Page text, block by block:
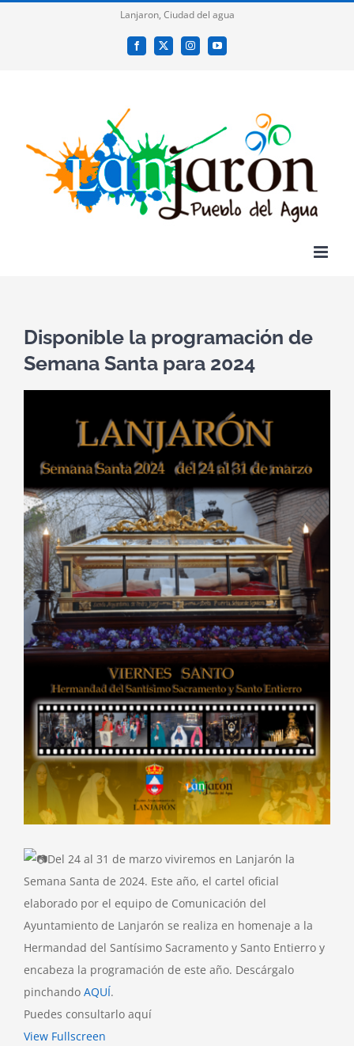
Lanjaron, Ciudad del agua
Facebook
X InstagramYouTube
Disponible la programación de
Semana Santa para 2024
grande
Del 24 al 31 de marzo viviremos en Lanjarón la
Semana Santa de 2024. Este año, el cartel oficial
elaborado por el equipo de Comunicación del
Ayuntamiento de Lanjarón se realiza en homenaje a la
Hermandad del Santísimo Sacramento y Santo Entierro y
encabeza la programación de este año. Descárgalo
pinchando AQUÍ.
Puedes consultarlo aquí
View Fullscreen